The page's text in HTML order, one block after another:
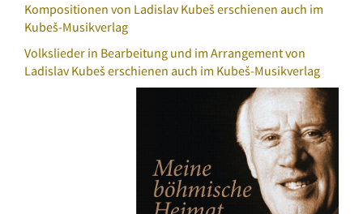
Kompositionen von Ladislav Kubeš erschienen auch im
Kubeš-Musikverlag
Volkslieder in Bearbeitung und im Arrangement von
Ladislav Kubeš erschienen auch im Kubeš-Musikverlag